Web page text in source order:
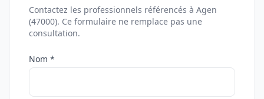
Contactez les professionnels référencés à Agen
(47000). Ce formulaire ne remplace pas une
consultation.
Nom *